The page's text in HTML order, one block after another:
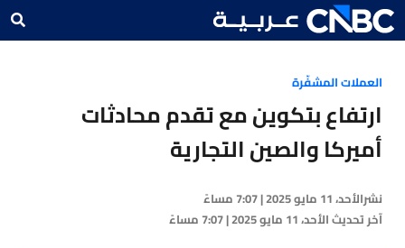
العملات المشفّرة
ارتفاع بتكوين مع تقدم محادثات
أميركا والصين التجارية
نشرالأحد، 11 مايو 2025 | 7:07 مساءً
آخر تحديثالأحد، 11 مايو 2025 | 7:07 مساءً